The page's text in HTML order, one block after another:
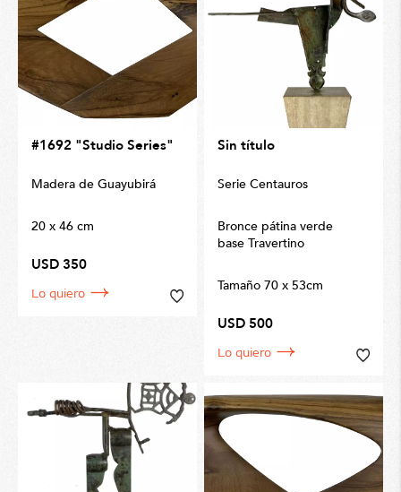
#1692 "Studio Series"
Madera de Guayubirá
20 x 46 cm
USD 350
Lo quiero
Sin título
Serie Centauros
Bronce pátina verde
base Travertino
Tamaño 70 x 53cm
USD 500
Lo quiero